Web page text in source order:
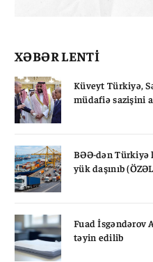
XƏBƏR LENTİ
Küveyt Türkiyə,
müdafiə sazişini
BƏƏ-dən Türkiyə
yük daşınıb
Fuad İsgəndərov
təyin edilib